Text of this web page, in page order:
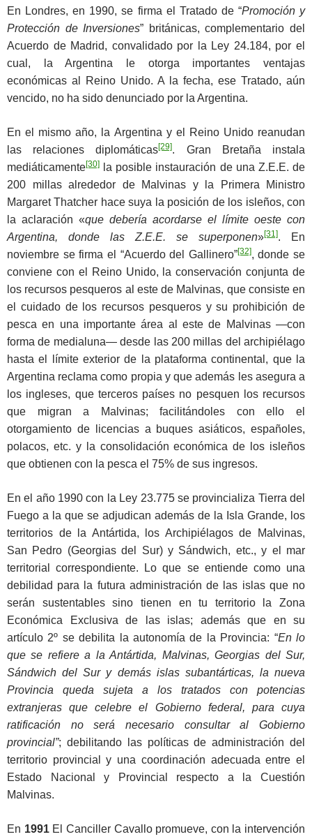
En Londres, en 1990, se firma el Tratado de “Promoción y
Protección de Inversiones” británicas, complementario del
Acuerdo de Madrid, convalidado por la Ley 24.184, por el
cual, la Argentina le otorga importantes ventajas
económicas al Reino Unido. A la fecha, ese Tratado, aún
vencido, no ha sido denunciado por la Argentina.
En el mismo año, la Argentina y el Reino Unido reanudan
las relaciones diplomáticas[29]. Gran Bretaña instala
mediáticamente[30]
la posible instauración de una Z.E.E. de
200 millas alrededor de Malvinas y la Primera Ministro
Margaret Thatcher hace suya la posición de los isleños, con
la aclaración «que debería acordarse el límite oeste con
Argentina, donde las Z.E.E. se superponen»[31]. En
noviembre se firma el “Acuerdo del Gallinero”[32], donde se
conviene con el Reino Unido, la conservación conjunta de
los recursos pesqueros al este de Malvinas, que consiste en
el cuidado de los recursos pesqueros y su prohibición de
pesca en una importante área al este de Malvinas ―con
forma de medialuna― desde las 200 millas del archipiélago
hasta el límite exterior de la plataforma continental, que la
Argentina reclama como propia y que además les asegura a
los ingleses, que terceros países no pesquen los recursos
que migran a Malvinas; facilitándoles con ello el
otorgamiento de licencias a buques asiáticos, españoles,
polacos, etc. y la consolidación económica de los isleños
que obtienen con la pesca el 75% de sus ingresos.
En el año 1990 con la Ley 23.775 se provincializa Tierra del
Fuego a la que se adjudican además de la Isla Grande, los
territorios de la Antártida, los Archipiélagos de Malvinas,
San Pedro (Georgias del Sur) y Sándwich, etc., y el mar
territorial correspondiente. Lo que se entiende como una
debilidad para la futura administración de las islas que no
serán sustentables sino tienen en tu territorio la Zona
Económica Exclusiva de las islas; además que en su
artículo 2º se debilita la autonomía de la Provincia: “En lo
que se refiere a la Antártida, Malvinas, Georgias del Sur,
Sándwich del Sur y demás islas subantárticas, la nueva
Provincia queda sujeta a los tratados con potencias
extranjeras que celebre el Gobierno federal, para cuya
ratificación no será necesario consultar al Gobierno
provincial”; debilitando las políticas de administración del
territorio provincial y una coordinación adecuada entre el
Estado Nacional y Provincial respecto a la Cuestión
Malvinas.
En 1991El Canciller Cavallo promueve, con la intervención